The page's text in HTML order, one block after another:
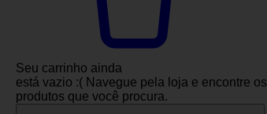
Seu carrinho ainda
está vazio :( Navegue pela loja e encontre os
produtos que você procura.